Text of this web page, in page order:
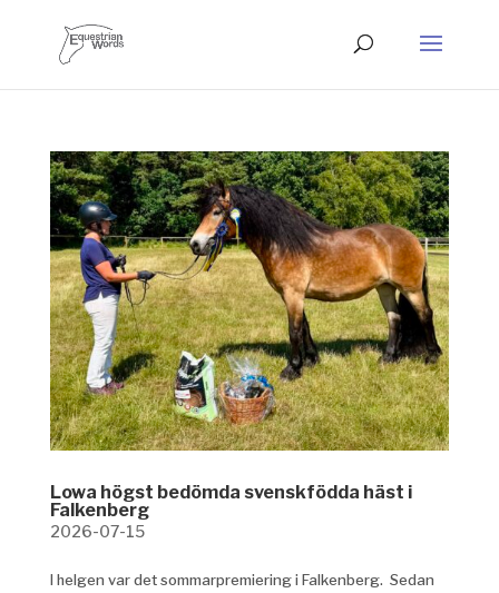
Lowa högst bedömda svenskfödda häst i
Falkenberg
2026-07-15
I helgen var det sommarpremiering i Falkenberg. Sedan